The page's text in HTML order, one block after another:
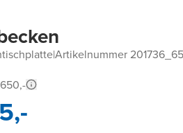
|Artikelnummer